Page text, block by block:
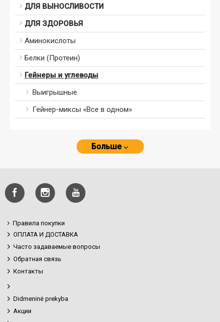
ДЛЯ ВЫНОСЛИВОСТИ
ДЛЯ ЗДОРОВЬЯ
Аминокислоты
Белки (Протеин)
Гейнеры и углеводы
Выигрышные
Гейнер-миксы «Все в одном»
Больше
Правила покупки
ОПЛАТА И ДОСТАВКА
Часто задаваемые вопросы
Обратная связь
Контакты
Didmeninė prekyba
Акции